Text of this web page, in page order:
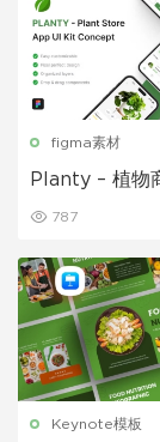
figma素材
Planty – 植物
787
Keynote模板